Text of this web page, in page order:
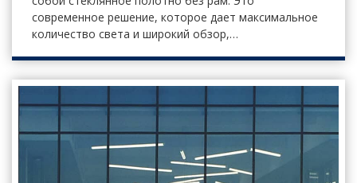
современное решение, которое дает максимальное
количество света и широкий обзор,…